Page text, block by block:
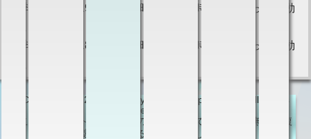
夏季 14:50～19:00（開始時間は授業時間数によって変動
冬季 14:50～18:00（開始時間は授業時間数によって変動
Copyright (C) 2010-2014 by KCCT Computer Club. All Rights
Reserved.
このWebサイトにある全ての内容について，制作者に無断で複
製及び転載することを禁止します．